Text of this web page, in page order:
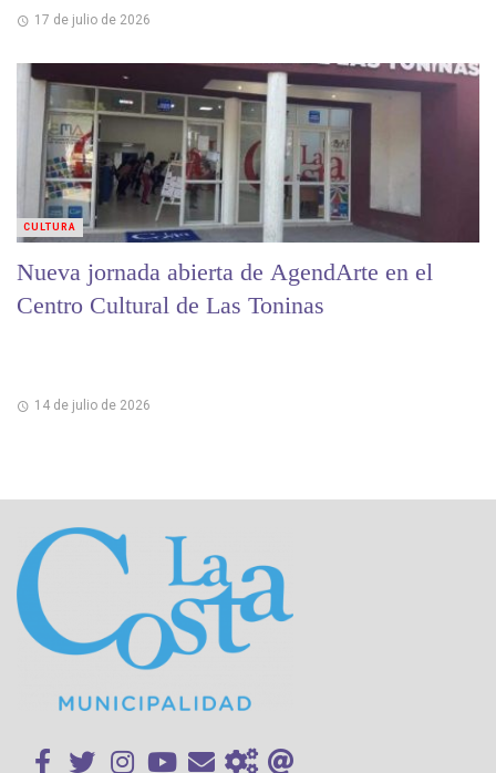
17 de julio de 2026
Nueva jornada abierta de AgendArte en el
Centro Cultural de Las Toninas
14 de julio de 2026
CULTURA